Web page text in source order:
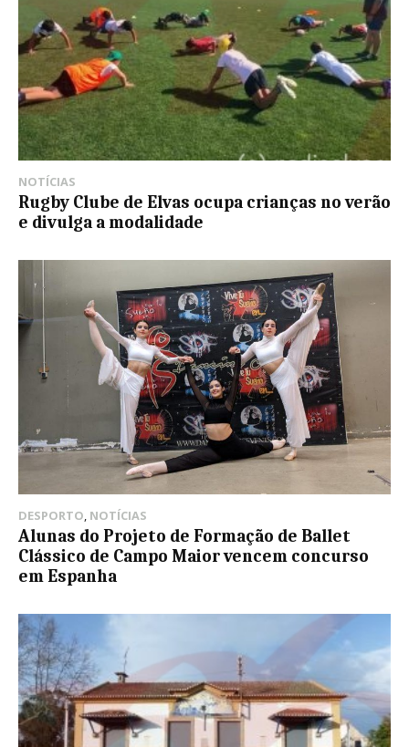
NOTÍCIAS
Rugby Clube de Elvas ocupa crianças no verão
e divulga a modalidade
DESPORTO, NOTÍCIAS
Alunas do Projeto de Formação de Ballet
Clássico de Campo Maior vencem concurso
em Espanha